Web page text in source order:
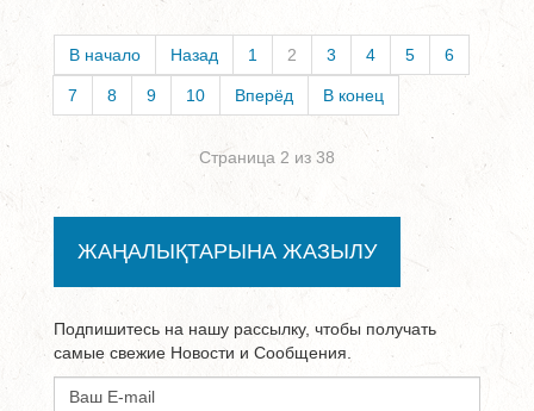
В начало Назад 1 2 3 4 5 6
7 8 9 10 Вперёд В конец
Страница 2 из 38
ЖАҢАЛЫҚТАРЫНА ЖАЗЫЛУ
Подпишитесь на нашу рассылку, чтобы получать
самые свежие Новости и Сообщения.